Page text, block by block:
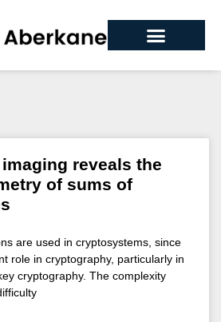
reveals the
of sums of
are used in cryptosystems, since
role in cryptography, particularly in
cryptography. The complexity